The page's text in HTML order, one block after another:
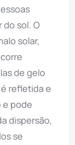
do sol. O
solar,
de gelo
refletida e
e pode
dispersão,
se